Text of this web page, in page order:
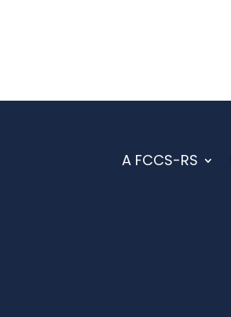
A FCCS-RS